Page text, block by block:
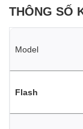
THÔNG SỐ
Model
Flash